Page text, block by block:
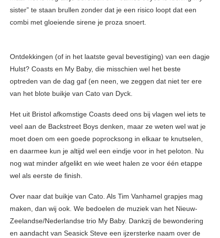
sister” te staan brullen zonder dat je een risico loopt dat een
combi met gloeiende sirene je proza snoert.
Ontdekkingen (of in het laatste geval bevestiging) van een dagje
Hulst? Coasts en My Baby, die misschien wel het beste
optreden van de dag gaf (en neen, we zeggen dat niet ter ere
van het blote buikje van Cato van Dyck.
Het uit Bristol afkomstige Coasts deed ons bij vlagen wel iets te
veel aan de Backstreet Boys denken, maar ze weten wel wat je
moet doen om een goede poprocksong in elkaar te knutselen,
en daarmee kun je altijd wel een eindje voor in het peloton. Nu
nog wat minder afgelikt en wie weet halen ze voor één etappe
wel als eerste de finish.
Over naar dat buikje van Cato. Als Tim Vanhamel grapjes mag
maken, dan wij ook. We bedoelen de muziek van het Nieuw-
Zeelandse/Nederlandse trio My Baby. Dankzij de bewondering
en aandacht van Seasick Steve een ijzersterke naam over de